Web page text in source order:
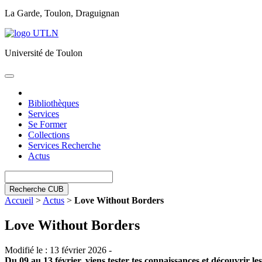
La Garde, Toulon, Draguignan
Université de Toulon
Toggle
Bibliothèques
Services
Se Former
Collections
Services Recherche
Actus
Recherche CUB
Accueil > Actus > Love Without Borders
Love Without Borders
Modifié le : 13 février 2026 -